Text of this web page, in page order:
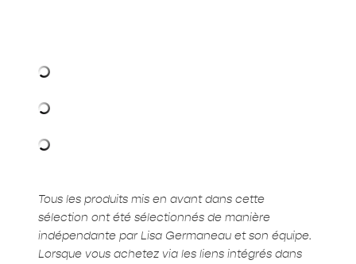
Tous les produits mis en avant dans cette
sélection ont été sélectionnés de manière
indépendante par Lisa Germaneau et son équipe.
Lorsque vous achetez via les liens intégrés dans